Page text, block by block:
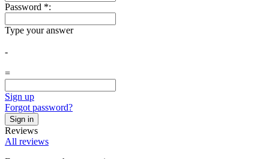
Password *:
Type your answer
-
=
Sign up
Forgot password?
Reviews
All reviews